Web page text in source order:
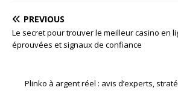
PREVIOUS
Le secret pour trouver le meilleur casino en
éprouvées et signaux de confiance
Plinko à argent réel : avis d’experts,